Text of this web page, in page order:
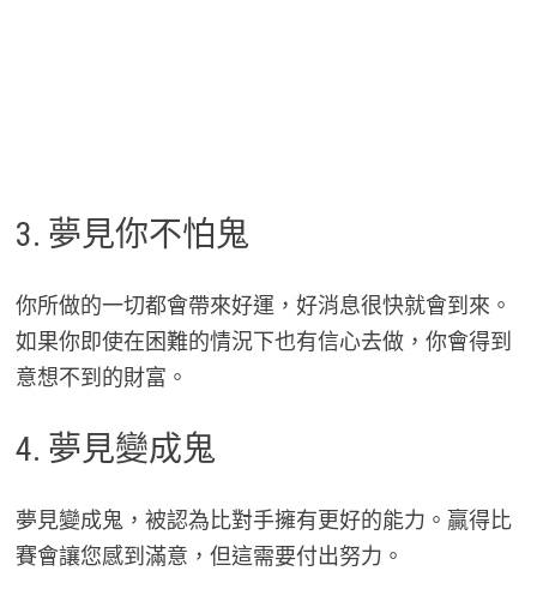
3. 夢見你不怕鬼
你所做的一切都會帶來好運，好消息很快就會到來。
如果你即使在困難的情況下也有信心去做，你會得到
意想不到的財富。
4. 夢見變成鬼
夢見變成鬼，被認為比對手擁有更好的能力。贏得比
賽會讓您感到滿意，但這需要付出努力。